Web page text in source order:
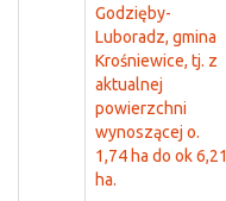
Godzięby-
Luboradz, gmina
Krośniewice, tj. z
aktualnej
powierzchni
wynoszącej o.
1,74 ha do ok 6,21
ha.